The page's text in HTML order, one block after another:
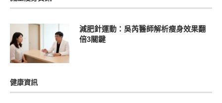
減肥針運動：吳芮醫師解析瘦身效果翻
倍3關鍵
健康資訊